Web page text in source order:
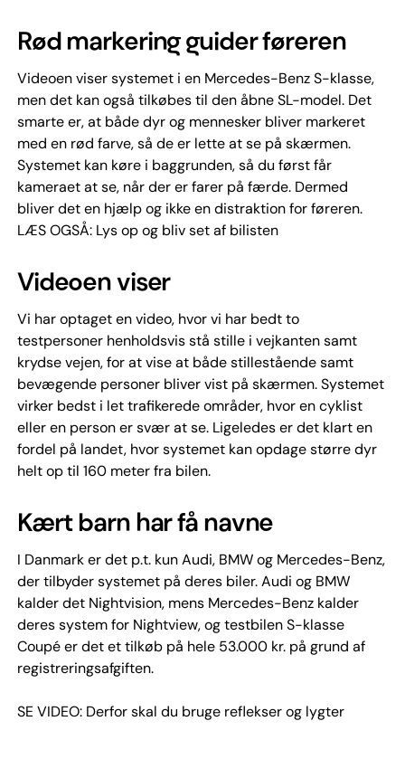
Rød markering guider føreren
Videoen viser systemet i en Mercedes-Benz S-klasse,
men det kan også tilkøbes til den åbne SL-model. Det
smarte er, at både dyr og mennesker bliver markeret
med en rød farve, så de er lette at se på skærmen.
Systemet kan køre i baggrunden, så du først får
kameraet at se, når der er farer på færde. Dermed
bliver det en hjælp og ikke en distraktion for føreren.
LÆS OGSÅ: Lys op og bliv set af bilisten
Videoen viser
Vi har optaget en video, hvor vi har bedt to
testpersoner henholdsvis stå stille i vejkanten samt
krydse vejen, for at vise at både stillestående samt
bevægende personer bliver vist på skærmen. Systemet
virker bedst i let trafikerede områder, hvor en cyklist
eller en person er svær at se. Ligeledes er det klart en
fordel på landet, hvor systemet kan opdage større dyr
helt op til 160 meter fra bilen.
Kært barn har få navne
I Danmark er det p.t. kun Audi, BMW og Mercedes-Benz,
der tilbyder systemet på deres biler. Audi og BMW
kalder det Nightvision, mens Mercedes-Benz kalder
deres system for Nightview, og testbilen S-klasse
Coupé er det et tilkøb på hele 53.000 kr. på grund af
registreringsafgiften.
SE VIDEO: Derfor skal du bruge reflekser og lygter